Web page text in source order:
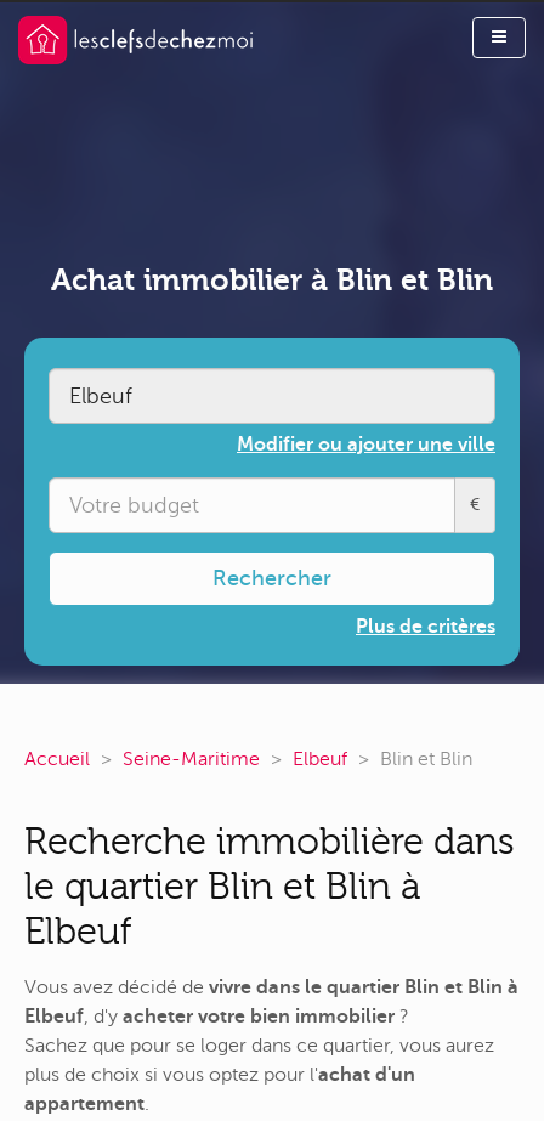
Achat immobilier à Blin et Blin
Modifier ou ajouter une ville
€
Rechercher
Plus de critères
Accueil Seine-Maritime Elbeuf Blin et Blin
Recherche immobilière dans
le quartier Blin et Blin à
Elbeuf
Vous avez décidé de vivre dans le quartier Blin et Blin à
Elbeuf, d'y acheter votre bien immobilier ?
Sachez que pour se loger dans ce quartier, vous aurez
plus de choix si vous optez pour l'achat d'un
appartement.